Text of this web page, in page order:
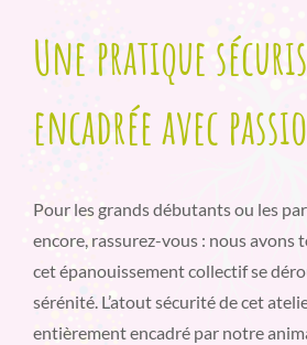
Une pratique
encadrée avec
Pour les grands débutants ou les
encore, rassurez-vous : nous avons
cet épanouissement collectif se
sérénité. L’atout sécurité de cet
entièrement encadré par notre